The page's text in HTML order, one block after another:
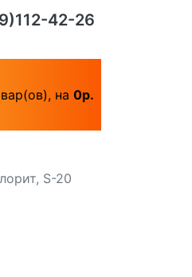
42-26
на 0р.
S-20